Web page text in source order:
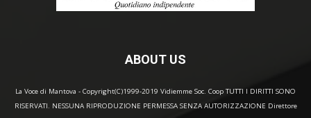
ABOUT US
La Voce di Mantova - Copyright(C)1999-2019 Vidiemme Soc. Coop TUTTI I DIRITTI SONO
RISERVATI. NESSUNA RIPRODUZIONE PERMESSA SENZA AUTORIZZAZIONE Direttore